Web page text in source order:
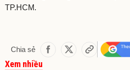
TP.HCM.
Chia sẻ
Xem nhiều